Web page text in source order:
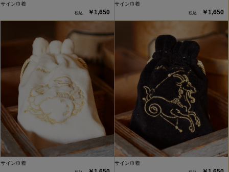
サイン巾着
￥1,650
サイン巾着
￥1,650
サイン巾着 サイン巾着